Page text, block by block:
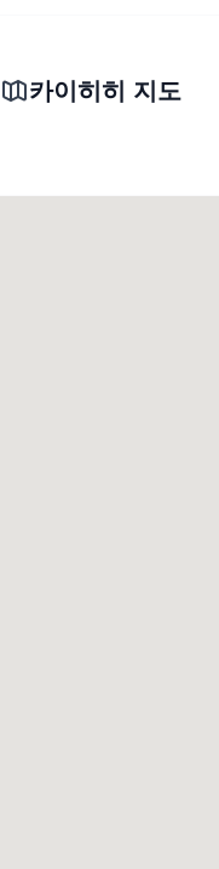
카이히히 지도